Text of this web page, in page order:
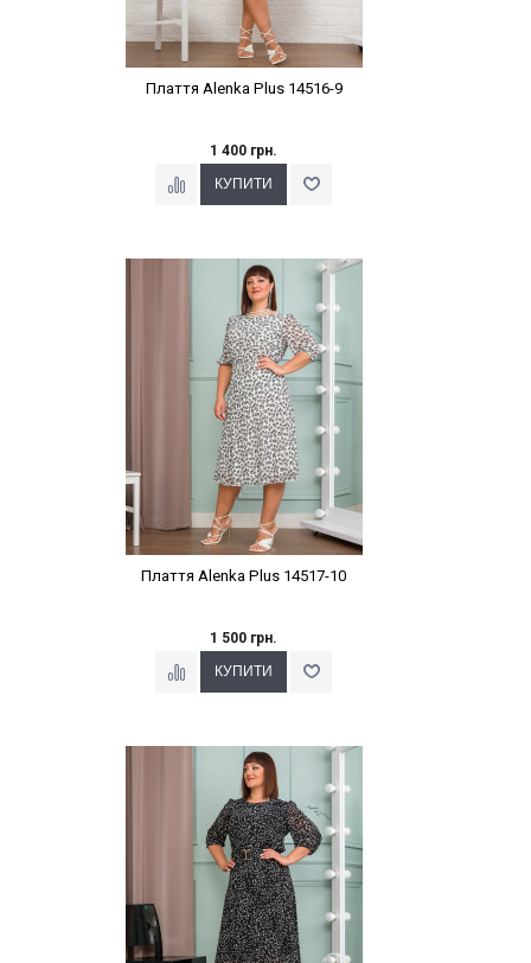
Плаття Alenka Plus 14516-9
1 400 грн.
Наклейки Варіант з %
Плаття Alenka Plus 14517-10
1 500 грн.
Наклейки Варіант з %